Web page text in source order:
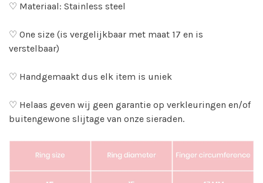
♡ Materiaal: Stainless steel
♡ One size (is vergelijkbaar met maat 17 en is
verstelbaar)
♡ Handgemaakt dus elk item is uniek
♡ Helaas geven wij geen garantie op verkleuringen en/of
buitengewone slijtage van onze sieraden.